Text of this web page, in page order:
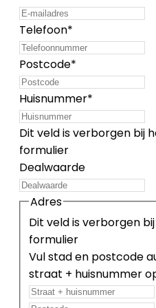
Telefoon*
Postcode*
Huisnummer*
Dit veld is verborgen bij
formulier
Dealwaarde
Dit veld is verborgen
formulier
Adres
Vul stad en postcode
straat + huisnummer